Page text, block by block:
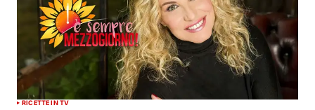
RICETTE IN TV